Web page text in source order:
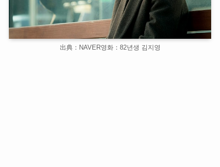
出典：NAVER영화：82년생 김지영